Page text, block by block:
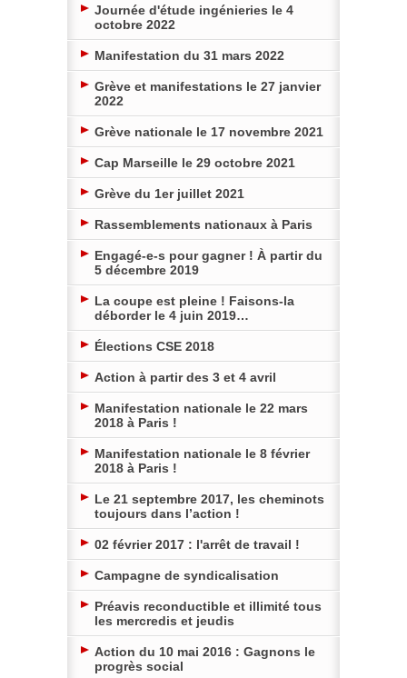
Journée d'étude ingénieries le 4
octobre 2022
Manifestation du 31 mars 2022
Grève et manifestations le 27 janvier
2022
Grève nationale le 17 novembre 2021
Cap Marseille le 29 octobre 2021
Grève du 1er juillet 2021
Rassemblements nationaux à Paris
Engagé-e-s pour gagner ! À partir du
5 décembre 2019
La coupe est pleine ! Faisons-la
déborder le 4 juin 2019…
Élections CSE 2018
Action à partir des 3 et 4 avril
Manifestation nationale le 22 mars
2018 à Paris !
Manifestation nationale le 8 février
2018 à Paris !
Le 21 septembre 2017, les cheminots
toujours dans l’action !
02 février 2017 : l'arrêt de travail !
Campagne de syndicalisation
Préavis reconductible et illimité tous
les mercredis et jeudis
Action du 10 mai 2016 : Gagnons le
progrès social